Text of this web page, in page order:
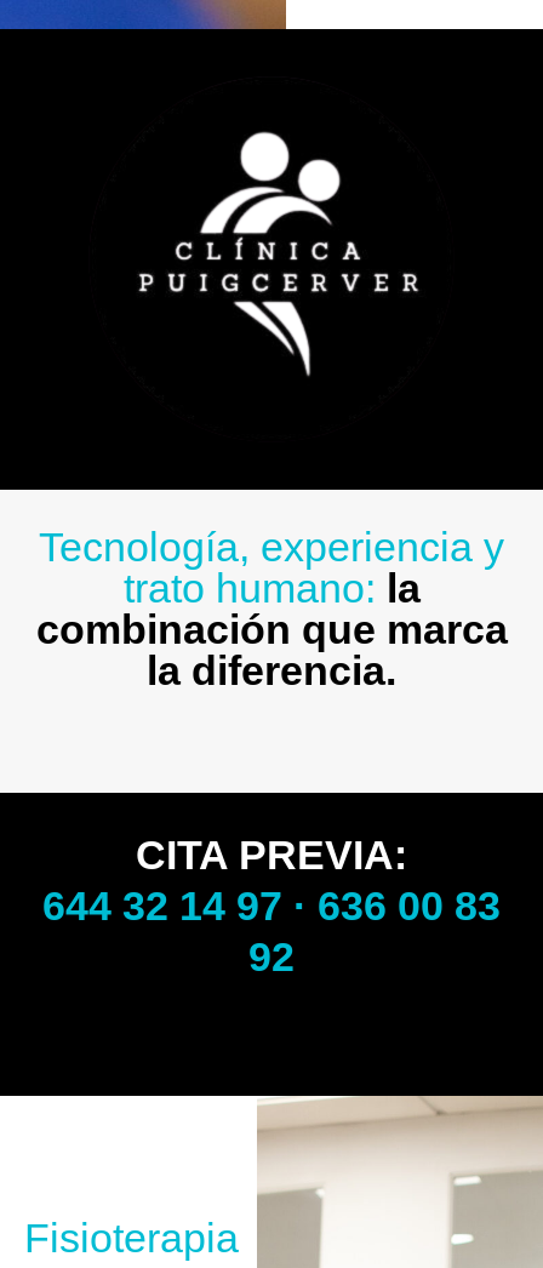
Tecnología, experiencia y
trato humano: la
combinación que marca
la diferencia.
CITA PREVIA:
644 32 14 97 · 636 00 83
92
Fisioterapia